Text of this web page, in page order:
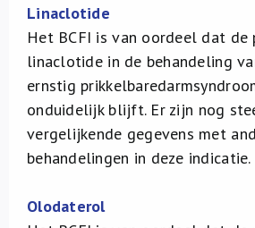
Linaclotide
Het BCFI is van oordeel dat de
linaclotide in de behandeling
ernstig
onduidelijk blijft. Er zijn nog
vergelijkende gegevens met
behandelingen in deze indicatie.
Olodaterol